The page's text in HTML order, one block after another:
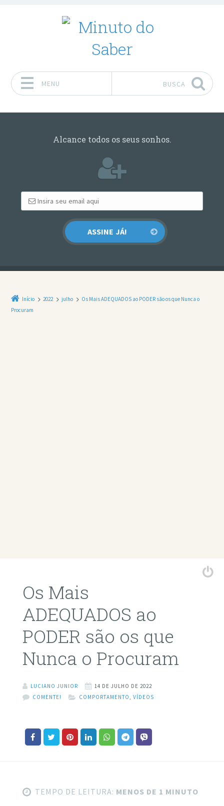
MENU BUSCA
Alcance todos os seus sonhos.
Início 2022 julho
Os Mais ADEQUADOS ao PODER são os que Nunca o
Procuram
Os Mais
ADEQUADOS ao
PODER são os que
Nunca o Procuram
LUCIANO JUNIOR
14 DE JULHO DE 2022
COMENTE!
COMPORTAMENTO VÍDEOS
TEMPO DE LEITURA: MENOS DE 1 MINUTO